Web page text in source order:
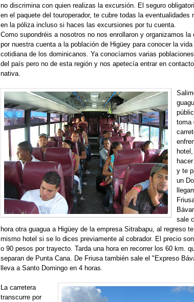
no discrimina con quien realizas la excursión. El seguro
en el paquete del touroperador, te cubre todas la eventualidades
en la póliza incluso si haces las excursiones por tu cuenta.
Como supondréis a nosotros no nos enrollaron y organizamos la
por nuestra cuenta a la población de Higüey para conocer la vida
cotidiana de los dominicanos. Ya conocíamos varias
del país pero no de esta región y nos apetecía entrar en
nativa.
toma
y te
un
sale
hora otra guagua a Higüey de la empresa Sitrabapu, al regreso
mismo hotel si se lo dices previamente al cobrador. El precio
o 90 pesos por trayecto. Tarda una hora en recorrer los 60 km.
separan de Punta Cana. De Friusa también sale el "Expreso
lleva a Santo Domingo en 4 horas.
La carretera
transcurre por